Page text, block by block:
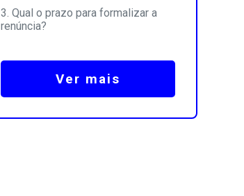
Qual o prazo para formalizar a
renúncia?
Ver mais